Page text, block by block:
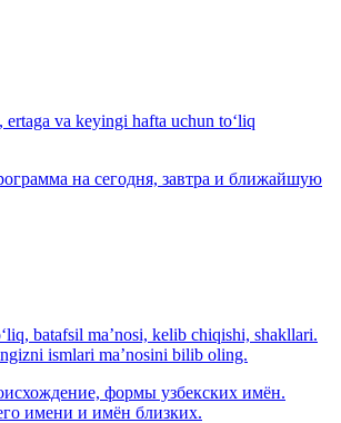
va keyingi hafta uchun to‘liq
на сегодня, завтра и ближайшую
batafsil ma’nosi, kelib chiqishi, shakllari.
ismlari ma’nosini bilib oling.
формы узбекских имён.
имени и имён близких.